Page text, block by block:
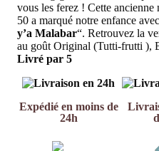
vous les ferez ! Cette ancienne
50 a marqué notre enfance
y’a Malabar“. Retrouvez la
au goût Original (Tutti-frutti
Livré par 5
Expédié en moins de
24h